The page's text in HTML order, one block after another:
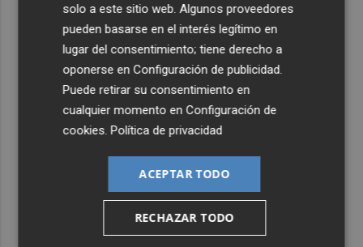
solo a este sitio web. Algunos proveedores
pueden basarse en el interés legítimo en
lugar del consentimiento; tiene derecho a
oponerse enConfiguración de publicidad
Puede retirar su consentimiento en
cualquier momento enConfiguración de
cookies .Política de privacidad
ACEPTAR TODO
RECHAZAR TODO